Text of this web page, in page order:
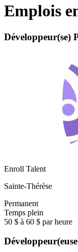
Emplois
Développeur(se)
Enroll Talent
Sainte-Thérèse
Permanent
Temps plein
50 $ à 60 $ par heure